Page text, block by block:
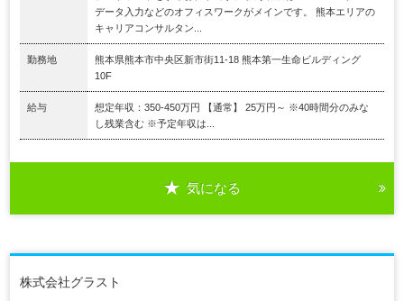
データ入力などのオフィスワークがメインです。 熊本エリアの
キャリアコンサルタン...
勤務地
熊本県熊本市中央区新市街11-18 熊本第一生命ビルディング
10F
給与
想定年収：350-450万円 【通常】 25万円～ ※40時間分のみな
し残業含む ※予定年収は...
気になる
株式会社グラスト